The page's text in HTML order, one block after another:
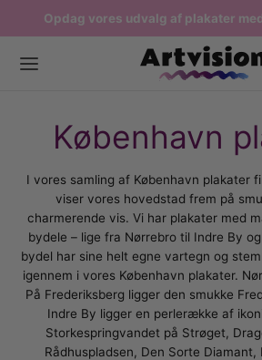
Opdag vores udvalg af plakater
Fri fragt ved køb over
København
I vores samling af København plakater
viser vores hovedstad frem på
charmerende vis. Vi har plakater med
bydele – lige fra Nørrebro til Indre By
bydel har sine helt egne vartegn og
igennem i vores København plakater.
På Frederiksberg ligger den smukke
Indre By ligger en perlerække af
Storkespringvandet på Strøget,
Rådhuspladsen, Den Sorte Diamant,
med Danmark
kunstnere
kunst
kunst
kunst
til stuen
til køkkenet
til soveværelset
til børneværelset
Dag plakater
plakater
af kvinder